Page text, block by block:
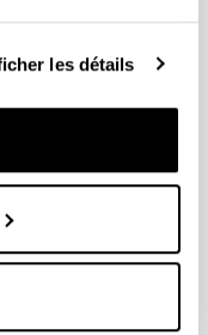
les détails
eleaniztasuna
Eusko
82 – IT262-07)
en poblaciones